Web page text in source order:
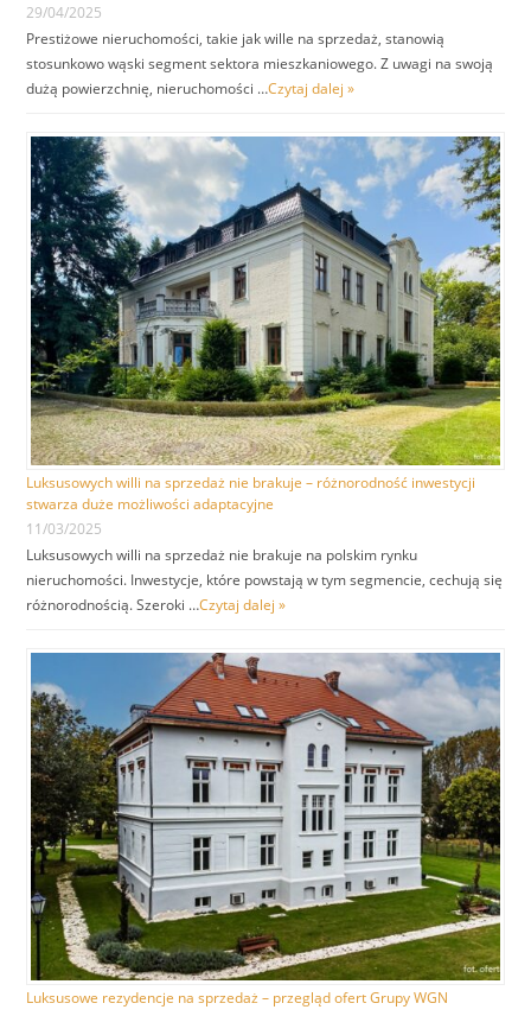
29/04/2025
Prestiżowe nieruchomości, takie jak wille na sprzedaż, stanowią
stosunkowo wąski segment sektora mieszkaniowego. Z uwagi na swoją
dużą powierzchnię, nieruchomości …Czytaj dalej »
Luksusowych willi na sprzedaż nie brakuje – różnorodność inwestycji
stwarza duże możliwości adaptacyjne
11/03/2025
Luksusowych willi na sprzedaż nie brakuje na polskim rynku
nieruchomości. Inwestycje, które powstają w tym segmencie, cechują się
różnorodnością. Szeroki …Czytaj dalej »
Luksusowe rezydencje na sprzedaż – przegląd ofert Grupy WGN